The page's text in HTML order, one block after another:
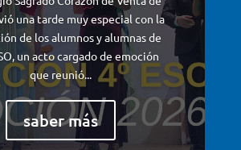
una tarde muy especial con la
de los alumnos y alumnas de
un acto cargado de emoción
que reunió...
saber más